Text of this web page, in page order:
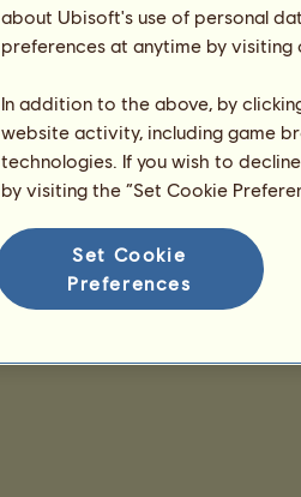
about Ubisoft's use of personal
preferences at anytime by
In addition to the above, by
website activity, including game
technologies. If you wish to
by visiting the “Set Cookie
Set Cookie
Preferences